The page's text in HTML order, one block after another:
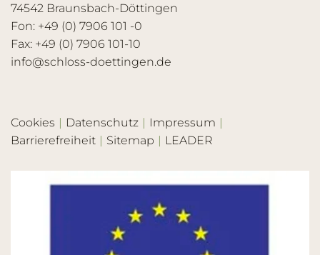
74542 Braunsbach-Döttingen
Fon: +49 (0) 7906 101 -0
Fax: +49 (0) 7906 101-10
info@schloss-doettingen.de
Cookies Datenschutz
Impressum
Barrierefreiheit
Sitemap LEADER